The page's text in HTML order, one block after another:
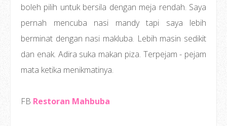
boleh pilih untuk bersila dengan meja rendah. Saya
pernah mencuba nasi mandy tapi saya lebih
berminat dengan nasi makluba. Lebih masin sedikit
dan enak. Adira suka makan piza. Terpejam - pejam
mata ketika menikmatinya.
FB Restoran Mahbuba